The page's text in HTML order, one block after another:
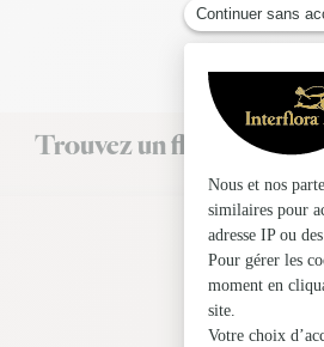
Trouvez un fleuriste